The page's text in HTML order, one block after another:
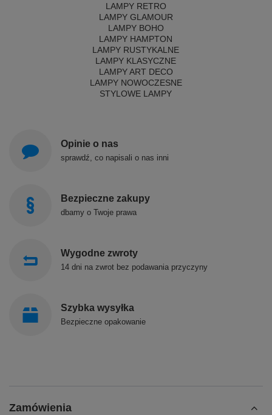
LAMPY RETRO
LAMPY GLAMOUR
LAMPY BOHO
LAMPY HAMPTON
LAMPY RUSTYKALNE
LAMPY KLASYCZNE
LAMPY ART DECO
LAMPY NOWOCZESNE
STYLOWE LAMPY
Opinie o nas
sprawdź, co napisali o nas inni
Bezpieczne zakupy
dbamy o Twoje prawa
Wygodne zwroty
14 dni na zwrot bez podawania przyczyny
Szybka wysyłka
Bezpieczne opakowanie
Zamówienia